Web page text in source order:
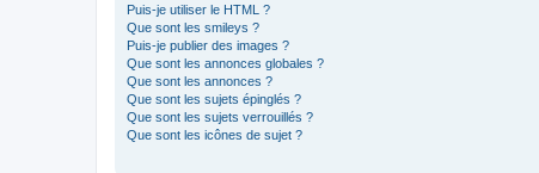
Puis-je utiliser le HTML ?
Que sont les smileys ?
Puis-je publier des images ?
Que sont les annonces globales ?
Que sont les annonces ?
Que sont les sujets épinglés ?
Que sont les sujets verrouillés ?
Que sont les icônes de sujet ?